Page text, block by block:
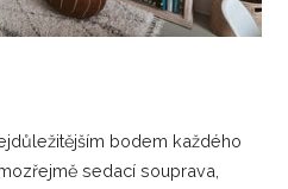
bodem každého
sedací souprava,